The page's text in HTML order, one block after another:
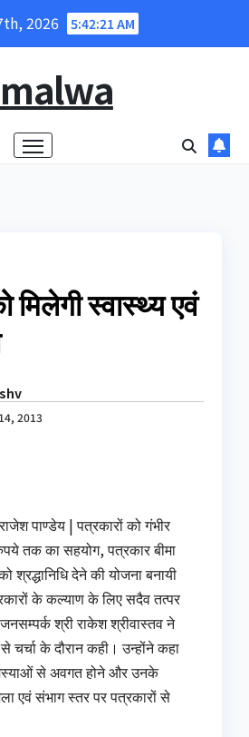
2026 5:42:22 AM
मिलेगी स्वास्थ्य एवं
2013
पाण्डेय | पत्रकारों को गंभीर
तक का सहयोग, पत्रकार बीमा
श्रद्धानिधि देने की योजना बनायी
के कल्याण के लिए सदैव तत्पर
श्री राकेश श्रीवास्तव ने
चर्चा के दौरान कही। उन्होंने कहा
से अवगत होने और उनके
एवं संभाग स्तर पर पत्रकारों से